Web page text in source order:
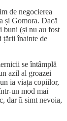
de negocierea
și Gomora. Dacă
buni (și nu au fost
țării înainte de
se întâmplă
azil al groazei
ia viața copiilor,
un mod mai
dar îi simt nevoia,